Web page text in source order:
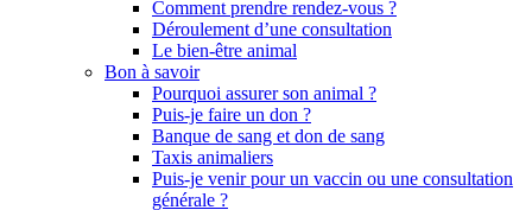
Comment prendre rendez-vous ?
Déroulement d’une consultation
Le bien-être animal
Bon à savoir
Pourquoi assurer son animal ?
Puis-je faire un don ?
Banque de sang et don de sang
Taxis animaliers
Puis-je venir pour un vaccin ou une consultation
générale ?